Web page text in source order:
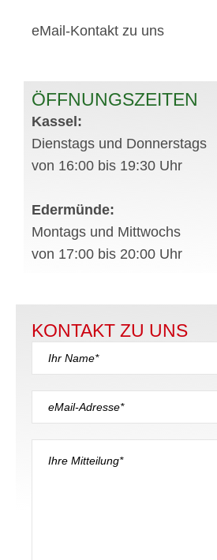
eMail-Kontakt zu uns
ÖFFNUNGSZEITEN
Kassel:
Dienstags und Donnerstags
von 16:00 bis 19:30 Uhr
Edermünde:
Montags und Mittwochs
von 17:00 bis 20:00 Uhr
KONTAKT ZU UNS